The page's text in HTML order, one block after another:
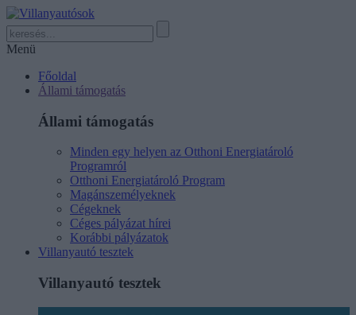
Menü
Főoldal
Állami támogatás
Állami támogatás
Minden egy helyen az Otthoni Energiatároló
Programról
Otthoni Energiatároló Program
Magánszemélyeknek
Cégeknek
Céges pályázat hírei
Korábbi pályázatok
Villanyautó tesztek
Villanyautó tesztek